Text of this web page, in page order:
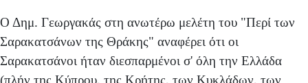
Ο Δημ. Γεωργακάς στη ανωτέρω μελέτη του "Περί των
Σαρακατσάνων της Θράκης" αναφέρει ότι οι
Σαρακατσάνοι ήταν διεσπαρμένοι σ' όλη την Ελλάδα
(πλήν της Κύπρου, της Κρήτης, των Κυκλάδων, των